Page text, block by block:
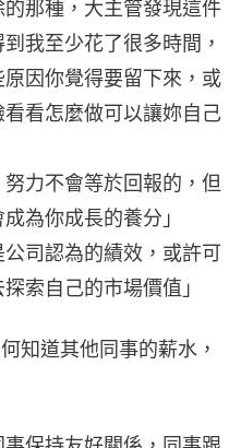
那種，大主管發現這件
我至少花了很多時間，
因你覺得要留下來，或
看怎麼做可以讓妳自己
力不會等於回報的，但
為你成長的養分」
司認為的績效，或許可
索自己的市場價值」
知道其他同事的薪水，